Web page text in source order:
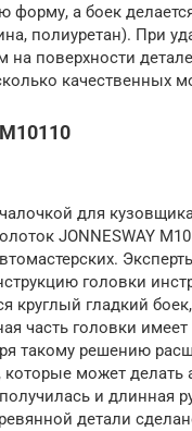
форму, а боек
полиуретан). При
поверхности
качественных
для
JONNESWAY
головки
круглый гладкий боек,
часть головки
такому решению
которые может делать
и длинная
детали